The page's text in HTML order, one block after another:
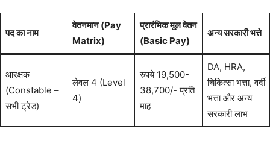
पद का नाम
वेतनमान (Pay
Matrix)
प्रारंभिक मूल वेतन
(Basic Pay)
अन्य सरकारी भत्ते
आरक्षक
(Constable –
सभी ट्रेड)
लेवल 4 (Level
4)
रुपये 19,500-
38,700/- प्रति
माह
DA, HRA,
चिकित्सा भत्ता, वर्दी
भत्ता और अन्य
सरकारी लाभ